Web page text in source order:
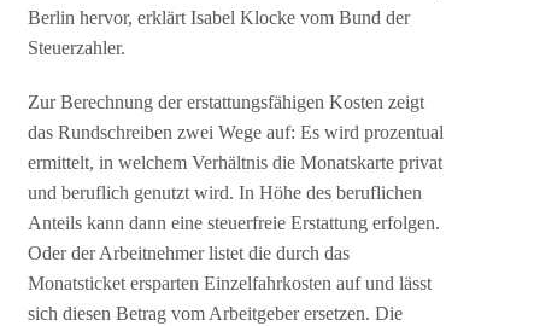
Berlin hervor, erklärt Isabel Klocke vom Bund der
Steuerzahler.
Zur Berechnung der erstattungsfähigen Kosten zeigt
das Rundschreiben zwei Wege auf: Es wird prozentual
ermittelt, in welchem Verhältnis die Monatskarte privat
und beruflich genutzt wird. In Höhe des beruflichen
Anteils kann dann eine steuerfreie Erstattung erfolgen.
Oder der Arbeitnehmer listet die durch das
Monatsticket ersparten Einzelfahrkosten auf und lässt
sich diesen Betrag vom Arbeitgeber ersetzen. Die